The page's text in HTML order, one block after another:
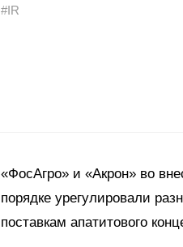
#IR
«ФосАгро» и «Акрон» во
порядке урегулировали
поставкам апатитового